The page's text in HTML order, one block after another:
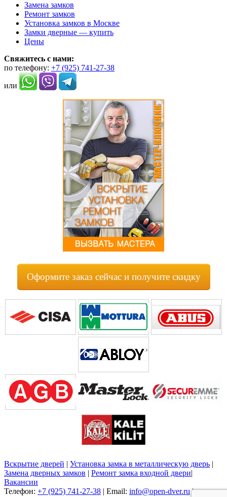
Замена замков
Ремонт замков
Установка замков в Москве
Замки дверные — купить
Цены
Свяжитесь с нами:
по телефону: +7 (925) 741-27-38
или
Оформите заказ сейчас и получите скидку
Вскрытие дверей | Установка замка в металлическую дверь |
Замена дверных замков | Ремонт замка входной двери|
Вакансии
Телефон: +7 (925) 741-27-38 | Email: info@open-dver.ru|